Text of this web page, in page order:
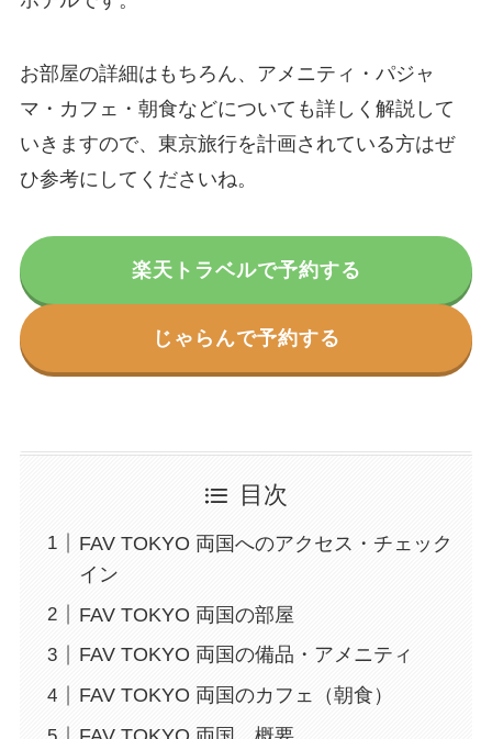
お部屋の詳細はもちろん、アメニティ・パジャ
マ・カフェ・朝食などについても詳しく解説して
いきますので、東京旅行を計画されている方はぜ
ひ参考にしてくださいね。
楽天トラベルで予約する
じゃらんで予約する
目次
FAV TOKYO 両国へのアクセス・チェック
イン
FAV TOKYO 両国の部屋
FAV TOKYO 両国の備品・アメニティ
FAV TOKYO 両国のカフェ（朝食）